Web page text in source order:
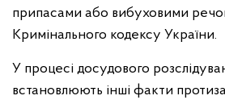
припасами або вибуховими
Кримінального кодексу України.
У процесі досудового
встановлюють інші факти